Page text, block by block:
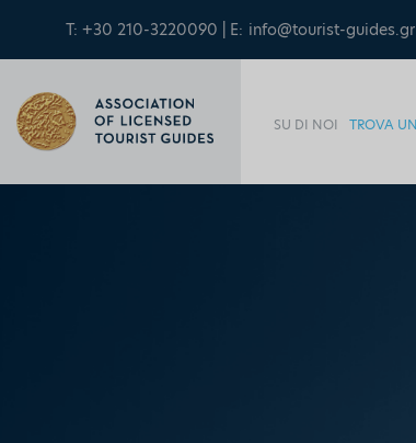
T: +30 210-3220090 | E: info@tourist-guides.gr
SU DI NOI TROVA